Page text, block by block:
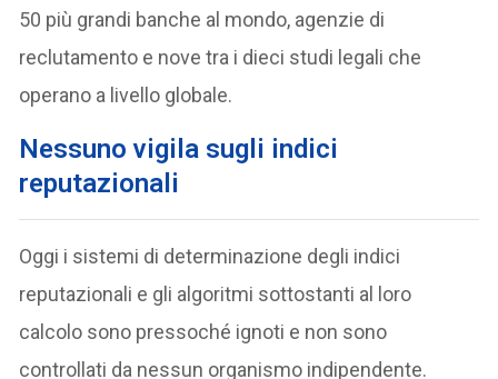
50 più grandi banche al mondo, agenzie di
reclutamento e nove tra i dieci studi legali che
operano a livello globale.
Nessuno vigila sugli indici
reputazionali
Oggi i sistemi di determinazione degli indici
reputazionali e gli algoritmi sottostanti al loro
calcolo sono pressoché ignoti e non sono
controllati da nessun organismo indipendente.